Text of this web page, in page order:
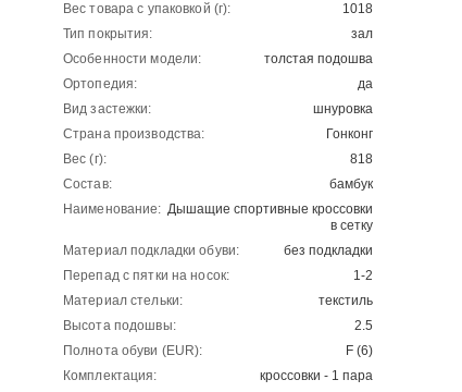
Вес товара с упаковкой (г):
1018
Тип покрытия:
зал
Особенности модели:
толстая подошва
Ортопедия:
да
Вид застежки:
шнуровка
Страна производства:
Гонконг
Вес (г):
818
Состав:
бамбук
Наименование: Дышащие спортивные кроссовки
в сетку
Материал подкладки обуви:
без подкладки
Перепад с пятки на носок:
1-2
Материал стельки:
текстиль
Высота подошвы:
2.5
Полнота обуви (EUR):
F (6)
Комплектация:
кроссовки - 1 пара